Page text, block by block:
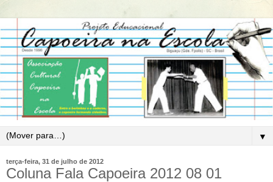
▼
terça-feira, 31 de julho de 2012
Coluna Fala Capoeira 2012 08 01